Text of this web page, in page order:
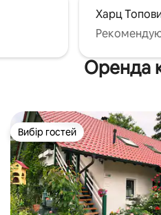
Харц
Оренда
Вибір гостей
Вибір гостей